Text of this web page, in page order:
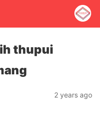
thupui
2 years ago